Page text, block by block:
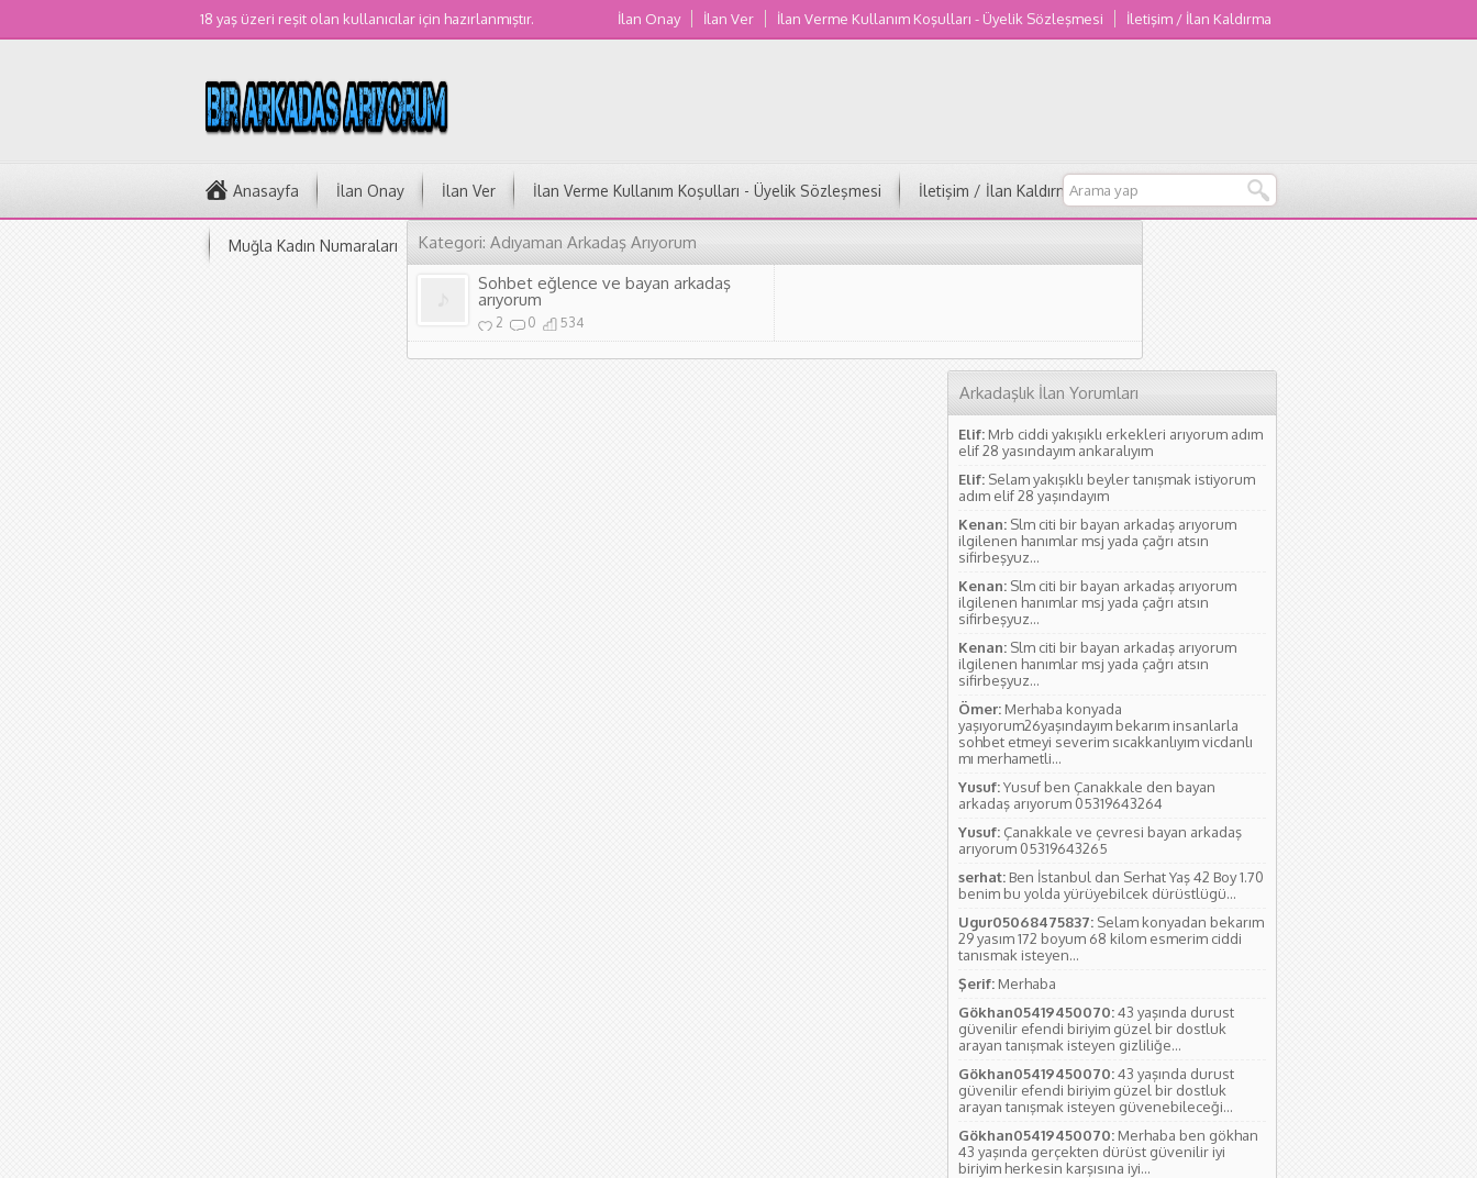
18 yaş üzeri reşit olan kullanıcılar için hazırlanmıştır. İlan Onay İlan Ver İlan Verme Kullanım Koşulları - Üyelik Sözleşmesi İletişim / İlan Kaldırma
Anasayfa İlan Onay İlan Ver İlan Verme Kullanım Koşulları - Üyelik Sözleşmesi İletişim / İlan Kaldırma
Muğla Kadın Numaraları
Kategori: Adıyaman Arkadaş Arıyorum
Sohbet eğlence ve bayan arkadaş
arıyorum
2 0 534
Arkadaşlık İlan Yorumları
Elif: Mrb ciddi yakışıklı erkekleri arıyorum adım
elif 28 yasındayım ankaralıyım
Elif: Selam yakışıklı beyler tanışmak istiyorum
adım elif 28 yaşındayım
Kenan: Slm citi bir bayan arkadaş arıyorum
ilgilenen hanımlar msj yada çağrı atsın
sifirbeşyuz...
Kenan: Slm citi bir bayan arkadaş arıyorum
ilgilenen hanımlar msj yada çağrı atsın
sifirbeşyuz...
Kenan: Slm citi bir bayan arkadaş arıyorum
ilgilenen hanımlar msj yada çağrı atsın
sifirbeşyuz...
Ömer: Merhaba konyada
yaşıyorum26yaşındayım bekarım insanlarla
sohbet etmeyi severim sıcakkanlıyım vicdanlı
mı merhametli...
Yusuf:Yusuf ben Çanakkale den bayan
arkadaş arıyorum 05319643264
Yusuf: Çanakkale ve çevresi bayan arkadaş
arıyorum 05319643265
serhat: Ben İstanbul dan Serhat Yaş 42 Boy 1.70
benim bu yolda yürüyebilcek dürüstlügü...
Ugur05068475837: Selam konyadan bekarım
29 yasım 172 boyum 68 kilom esmerim ciddi
tanısmak isteyen...
Şerif: Merhaba
Gökhan05419450070:43 yaşında durust
güvenilir efendi biriyim güzel bir dostluk
arayan tanışmak isteyen gizliliğe...
Gökhan05419450070:43 yaşında durust
güvenilir efendi biriyim güzel bir dostluk
arayan tanışmak isteyen güvenebileceği...
Gökhan05419450070: Merhaba ben gökhan
43 yaşında gerçekten dürüst güvenilir iyi
biriyim herkesin karşısına iyi...